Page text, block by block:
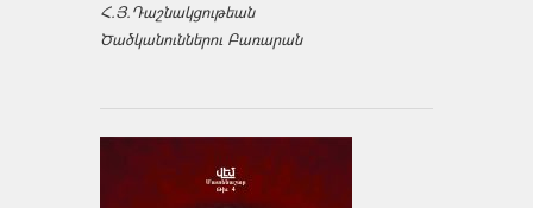
Հ.Յ.Դաշնակցութեան
Ծածկանուններու Բառարան